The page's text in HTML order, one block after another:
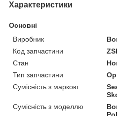
Характеристики
Основні
Виробник
Код запчастини
Стан
Тип запчастини
Сумісність з маркою
Сумісність з моделлю